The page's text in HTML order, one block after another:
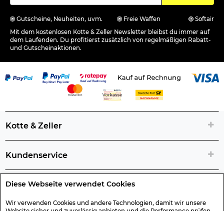
Diese Webseite verwendet Cookies
Wir verwenden Cookies und andere Technologien, damit wir unsere
Gutscheine, Neuheiten, uvm. Freie Waffen
Softair
Mit dem kostenlosen Kotte & Zeller Newsletter bleibst du immer auf
dem Laufenden. Du profitierst zusätzlich von regelmäßigen Rabatt-
und Gutscheinaktionen.
Kotte & Zeller
Kundenservice
Rechtliche Artikelinfos